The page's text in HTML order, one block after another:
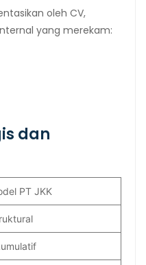
oleh CV,
yang merekam:
dan
PT JKK